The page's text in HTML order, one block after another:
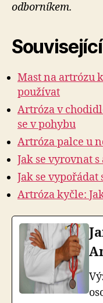
odborníkem.
Mast na artrózu
používat
Artróza v
se v pohybu
Artróza palce u
Jak se vyrovnat
Jak se
Artróza kyčle: